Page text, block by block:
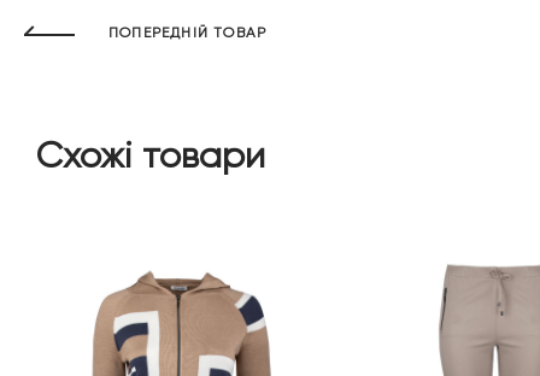
ПОПЕРЕДНІЙ ТОВАР
Схожі товари